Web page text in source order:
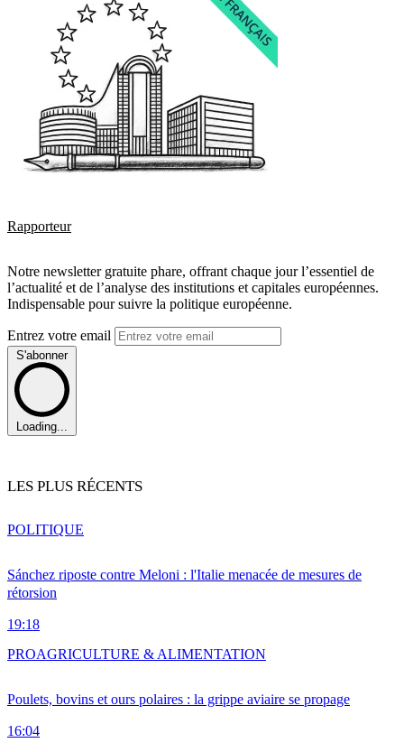
Rapporteur
Notre newsletter gratuite phare, offrant chaque jour l’essentiel de
l’actualité et de l’analyse des institutions et capitales européennes.
Indispensable pour suivre la politique européenne.
Entrez votre email
S'abonner
Loading...
LES PLUS RÉCENTS
Sánchez riposte contre Meloni : l'Italie menacée de mesures de
rétorsion
19:18
POLITIQUE
Poulets, bovins et ours polaires : la grippe aviaire se propage
16:04
PROAGRICULTURE & ALIMENTATION